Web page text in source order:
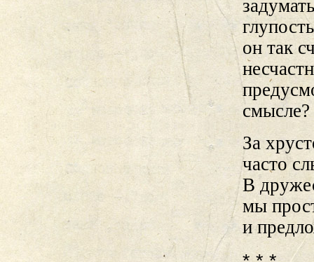
он так
смысле?
За
часто
В
мы
и